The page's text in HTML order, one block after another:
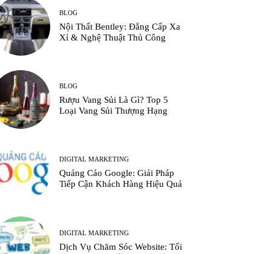
BLOG
Nội Thất Bentley: Đẳng Cấp Xa
Xỉ & Nghệ Thuật Thủ Công
BLOG
Rượu Vang Sủi Là Gì? Top 5
Loại Vang Sủi Thượng Hạng
DIGITAL MARKETING
Quảng Cáo Google: Giải Pháp
Tiếp Cận Khách Hàng Hiệu Quả
DIGITAL MARKETING
Dịch Vụ Chăm Sóc Website: Tối